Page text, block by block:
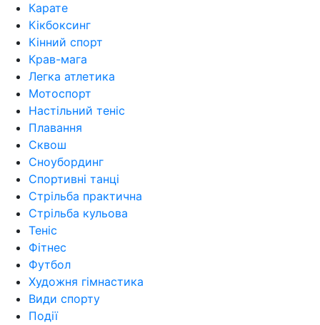
Карате
Кікбоксинг
Кінний спорт
Крав-мага
Легка атлетика
Мотоспорт
Настільний теніс
Плавання
Сквош
Сноубординг
Спортивні танці
Стрільба практична
Стрільба кульова
Теніс
Фітнес
Футбол
Художня гімнастика
Види спорту
Події